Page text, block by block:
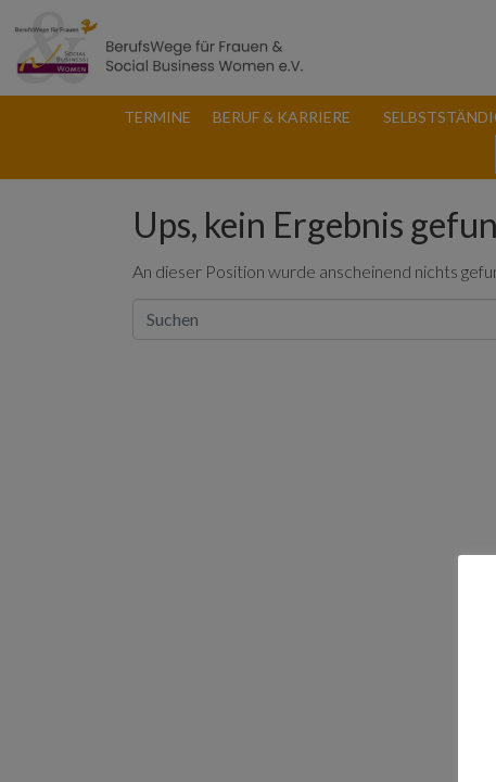
TERMINE BERUF & KARRIERE
Ups, kein Ergebnis
An dieser Position wurde anscheinend nichts